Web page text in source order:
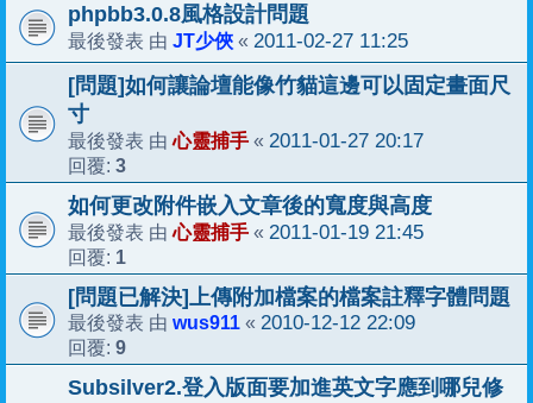
phpbb3.0.8風格設計問題
最後發表 由 JT少俠 « 2011-02-27 11:25
[問題]如何讓論壇能像竹貓這邊可以固定畫面尺
寸
最後發表 由心靈捕手 « 2011-01-27 20:17
回覆: 3
如何更改附件嵌入文章後的寬度與高度
最後發表 由心靈捕手 « 2011-01-19 21:45
回覆: 1
[問題已解決]上傳附加檔案的檔案註釋字體問題
最後發表 由 wus911 « 2010-12-12 22:09
回覆: 9
Subsilver2.登入版面要加進英文字應到哪兒修